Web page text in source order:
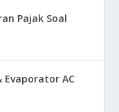
Pajak Soal
Evaporator AC